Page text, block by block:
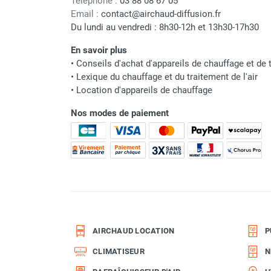
Parasol chauffant et radiant
infrarouge sur mât
Parasol chauffant à gaz
Parasol chauffant et radiant sur
mât électrique
Chauffe terrasse aux pellets
plafond
Chauffage radiant électrique
Chauffage Infrarouge électrique fixe
Panneau rayonnant
lumineux au gaz
Chauffage radiant tube suspendu
Email : contact@airchaud-diffusion.fr
Du lundi au vendredi : 8h30-12h et 13h30-17h30
En savoir plus
• Conseils d'achat d'appareils de chauffage et de
• Lexique du chauffage et du traitement de l'air
• Location d'appareils de chauffage
Nos modes de paiement
AIRCHAUD LOCATION
CLIMATISEUR